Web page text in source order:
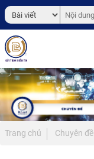
Trang chủ Chuyên đề